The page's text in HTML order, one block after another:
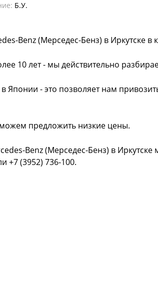
Б.У.
Benz (Мерседес-Бенз) в Иркутске
10 лет - мы действительно
Японии - это позволяет нам
предложить низкие цены.
Benz (Мерседес-Бенз) в
+7 (3952) 736-100.